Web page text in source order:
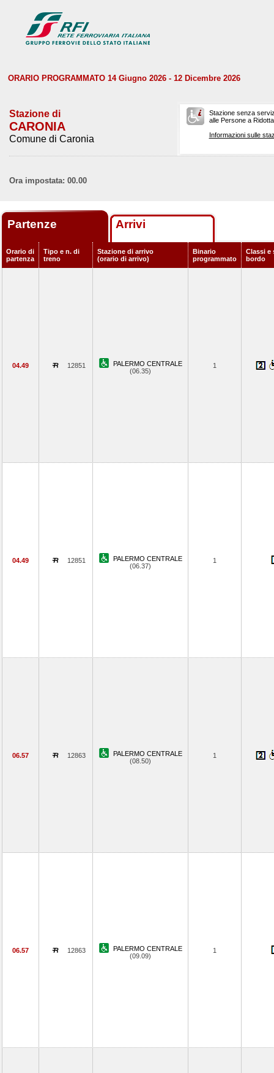
ORARIO PROGRAMMATO 14 Giugno 2026 - 12 Dicembre 2026
Stazione di
CARONIA
Comune di Caronia
Stazione senza
alle Persone a
Informazioni sulle
Ora impostata: 00.00
Partenze Arrivi
Orario di
partenza
Tipo e n. di
treno
Stazione di arrivo
(orario di arrivo)
Binario
programmato
Classi e
bordo
04.49 12851
PALERMO CENTRALE
(06.35)
1
04.49 12851
PALERMO CENTRALE
(06.37)
1
06.57 12863
PALERMO CENTRALE
(08.50)
1
06.57 12863
PALERMO CENTRALE
(09.09)
1